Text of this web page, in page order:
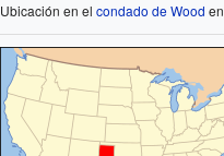
Ubicación en el condado de Wood en